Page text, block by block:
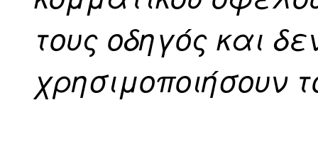
τους οδηγός και
χρησιμοποιήσουν